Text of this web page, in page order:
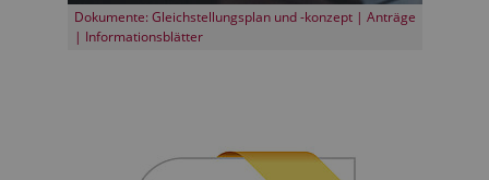
Dokumente: Gleichstellungsplan und -konzept | Anträge
| Informationsblätter